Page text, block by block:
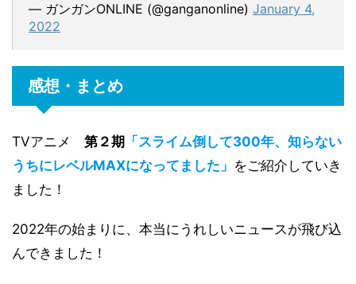
— ガンガンONLINE (@ganganonline) January 4,
2022
感想・まとめ
TVアニメ 第２期 「 スライム倒して300年、知らない
うちにレベルMAXになってました 」 をご紹介していき
ました！
2022年の始まりに、本当にうれしいニュースが飛び込
んできました！